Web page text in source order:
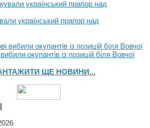
український прапор над
вибили окупантів із позицій біля Вовчої
ЩЕ НОВИНИ...
|